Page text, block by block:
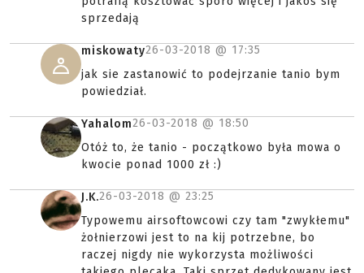
sprzedają
miskowaty26-03-2018 @ 17:35
jak sie zastanowić to podejrzanie tanio bym
powiedział.
Yahalom26-03-2018 @ 18:50
Otóż to, że tanio - początkowo była mowa o
kwocie ponad 1000 zł :)
J.K.26-03-2018 @ 23:25
Typowemu airsoftowcowi czy tam "zwykłemu"
żołnierzowi jest to na kij potrzebne, bo
raczej nigdy nie wykorzysta możliwości